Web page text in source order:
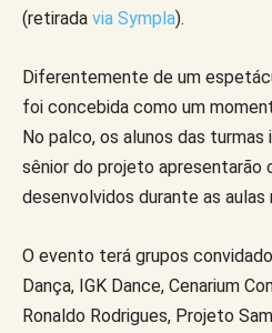
(retirada via Sympla).
Diferentemente de um
foi concebida como um
No palco, os alunos das
sênior do projeto apresentarão
desenvolvidos durante as aulas
O evento terá grupos
Dança, IGK Dance, Cenarium
Ronaldo Rodrigues, Projeto